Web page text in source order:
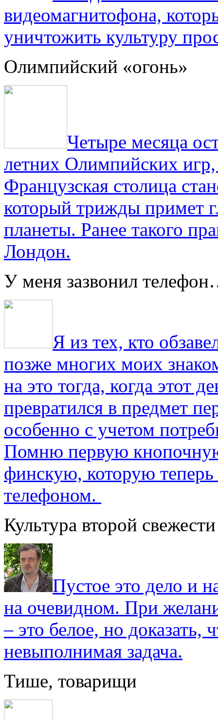
видеомагнитофона,
уничтожить культуру
Олимпийский «огонь»
Четыре месяца
летних Олимпийских
Французская столица
который трижды примет
планеты. Ранее такого
Лондон.
У меня зазвонил
Я из тех, кто
позже многих моих
на это тогда, когда этот
превратился в предмет
особенно с учетом
Помню первую
финскую, которую
телефоном.
Культура второй свежести
Пустое это дело и
на очевидном. При
– это белое, но доказать,
невыполнимая задача.
Тише, товарищи